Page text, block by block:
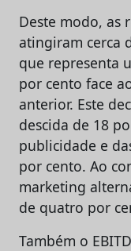
Deste modo, as
atingiram cerca
que representa
por cento face
anterior. Este
descida de 18
publicidade e
por cento. Ao
marketing
de quatro por
Também o